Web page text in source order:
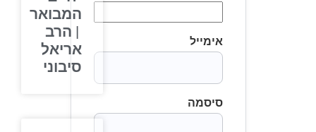
אימייל
סיסמה
המבואר
| הרב
אריאל
סיבוני